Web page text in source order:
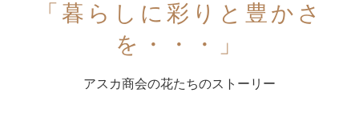
「暮らしに彩りと豊かさ
を・・・」
アスカ商会の花たちのストーリー